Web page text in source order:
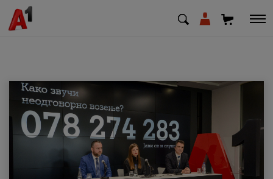
МК EN SQ
Деловни